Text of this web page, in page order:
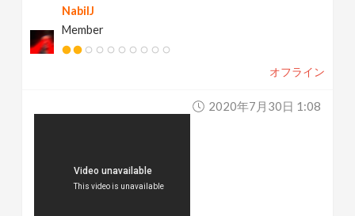
NabilJ
Member
オフライン
2020年7月30日 1:08